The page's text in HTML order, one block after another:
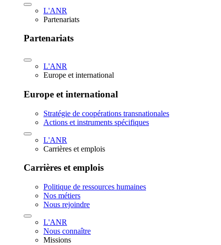
L'ANR
Partenariats
Partenariats
L'ANR
Europe et international
Europe et international
Stratégie de coopérations transnationales
Actions et instruments spécifiques
L'ANR
Carrières et emplois
Carrières et emplois
Politique de ressources humaines
Nos métiers
Nous rejoindre
L'ANR
Nous connaître
Missions